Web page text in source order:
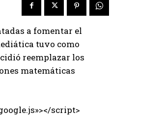
a fomentar el
tuvo como
reemplazar los
matemáticas
script>